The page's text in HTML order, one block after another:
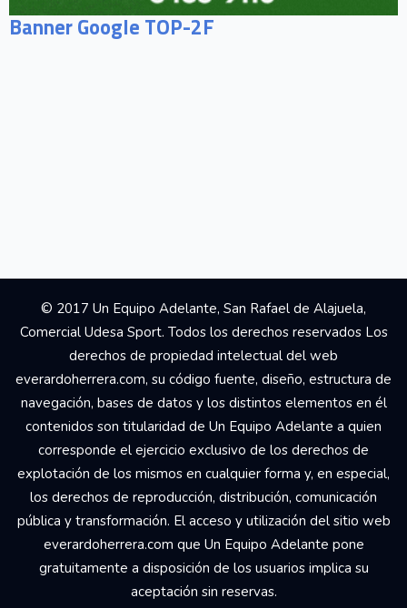
Banner Google TOP-2F
© 2017 Un Equipo Adelante, San Rafael de Alajuela,
Comercial Udesa Sport. Todos los derechos reservados Los
derechos de propiedad intelectual del web
everardoherrera.com, su código fuente, diseño, estructura de
navegación, bases de datos y los distintos elementos en él
contenidos son titularidad de Un Equipo Adelante a quien
corresponde el ejercicio exclusivo de los derechos de
explotación de los mismos en cualquier forma y, en especial,
los derechos de reproducción, distribución, comunicación
pública y transformación. El acceso y utilización del sitio web
everardoherrera.com que Un Equipo Adelante pone
gratuitamente a disposición de los usuarios implica su
aceptación sin reservas.